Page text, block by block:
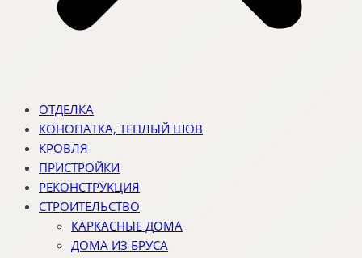
ОТДЕЛКА
КОНОПАТКА, ТЕПЛЫЙ ШОВ
КРОВЛЯ
ПРИСТРОЙКИ
РЕКОНСТРУКЦИЯ
СТРОИТЕЛЬСТВО
КАРКАСНЫЕ ДОМА
ДОМА ИЗ БРУСА